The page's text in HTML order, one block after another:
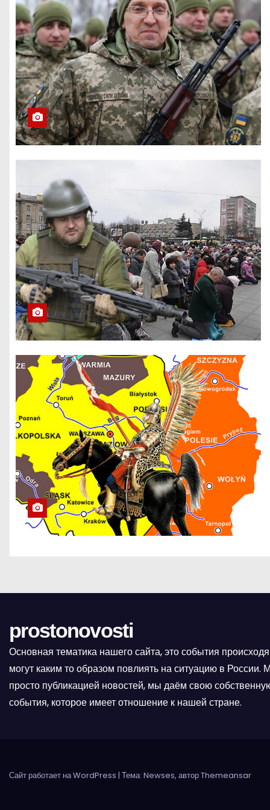
prostonovosti
Основная тематика нашего сайта, это события
могут каким то образом повлиять на ситуацию в России.
просто публикацией новостей, мы даём свою
события, которое имеет отношение к нашей стране.
Сайт работает на WordPress | Тема: Newses, авторThemeansar